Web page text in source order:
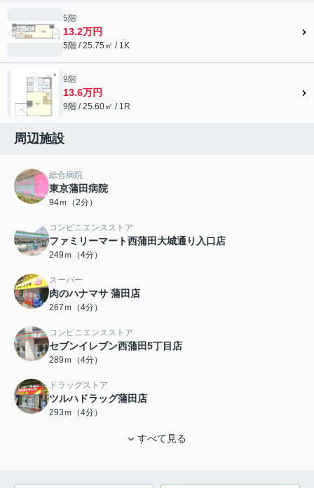
5階
13.2万円
5階 / 25.75㎡ / 1K
9階
13.6万円
9階 / 25.60㎡ / 1R
周辺施設
総合病院
東京蒲田病院
94ｍ（2分）
コンビニエンスストア
ファミリーマート西蒲田大城通り入口店
249ｍ（4分）
スーパー
肉のハナマサ 蒲田店
267ｍ（4分）
コンビニエンスストア
セブンイレブン西蒲田5丁目店
289ｍ（4分）
ドラッグストア
ツルハドラッグ蒲田店
293ｍ（4分）
すべて見る